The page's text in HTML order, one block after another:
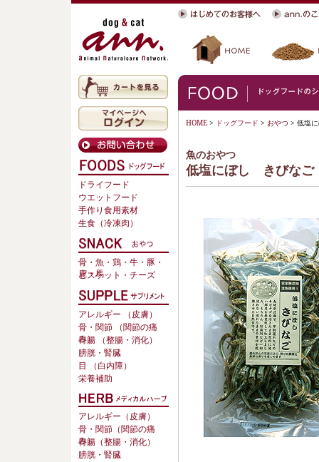
HOME > ドッグフード > おやつ > 低塩
魚のおやつ
低塩にぼし きびなご
ドライフード
ウエットフード
手作り食用素材
生食（冷凍肉）
骨・魚・鶏・牛・豚・
鹿・馬
ビスケット・チーズ
アレルギー （皮膚）
骨・関節 （関節の痛
み）
胃腸 （整腸・消化）
膀胱・腎臓
目 （白内障）
栄養補助
アレルギー（皮膚）
骨・関節（関節の痛
み）
胃腸（整腸・消化）
膀胱・腎臓